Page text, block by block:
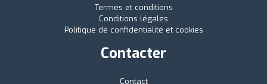
Termes et conditions
Conditions légales
Politique de confidentialité et cookies
Contacter
Contact